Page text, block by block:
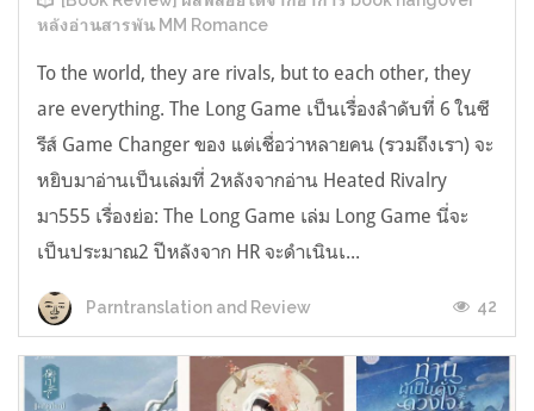
หลังอ่านสารพัน MM Romance
To the world, they are rivals, but to each other, they
are everything. The Long Game เป็นเรื่องลำดับที่ 6 ในซี
รีส์ Game Changer ของ แต่เชื่อว่าหลายคน (รวมถึงเรา) จะ
หยิบมาอ่านเป็นเล่มที่ 2หลังจากอ่าน Heated Rivalry
มา555 เรื่องย่อ: The Long Game เล่ม Long Game นี่จะ
เป็นประมาณ2 ปีหลังจาก HR จะดำเนินเ...
Parntranslation and Review 42